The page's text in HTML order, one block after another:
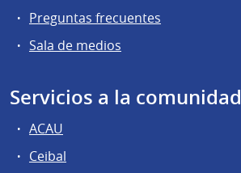
Preguntas frecuentes
Sala de medios
Servicios a la comunidad
ACAU
Ceibal